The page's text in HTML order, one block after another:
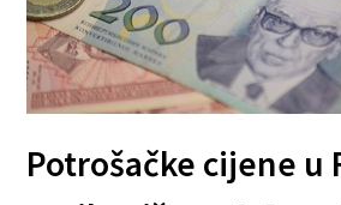
Potrošačke cijene u